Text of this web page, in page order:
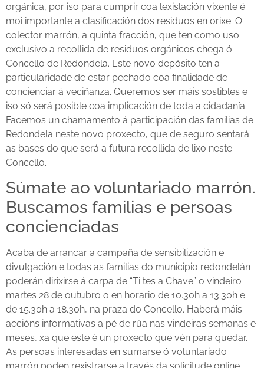
orgánica, por iso para cumprir coa lexislación vixente é
moi importante a clasificación dos residuos en orixe. O
colector marrón, a quinta fracción, que ten como uso
exclusivo a recollida de residuos orgánicos chega ó
Concello de Redondela. Este novo depósito ten a
particularidade de estar pechado coa finalidade de
concienciar á veciñanza. Queremos ser máis sostibles e
iso só será posible coa implicación de toda a cidadanía.
Facemos un chamamento á participación das familias de
Redondela neste novo proxecto, que de seguro sentará
as bases do que será a futura recollida de lixo neste
Concello.
Súmate ao voluntariado marrón.
Buscamos familias e persoas
concienciadas
Acaba de arrancar a campaña de sensibilización e
divulgación e todas as familias do municipio redondelán
poderán dirixirse á carpa de “Ti tes a Chave” o vindeiro
martes 28 de outubro o en horario de 10.30h a 13.30h e
de 15.30h a 18.30h, na praza do Concello. Haberá máis
accións informativas a pé de rúa nas vindeiras semanas e
meses, xa que este é un proxecto que vén para quedar.
As persoas interesadas en sumarse ó voluntariado